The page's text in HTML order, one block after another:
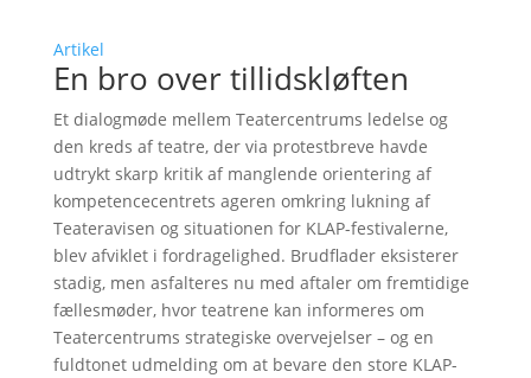
Artikel
En bro over tillidskløften
Et dialogmøde mellem Teatercentrums ledelse og
den kreds af teatre, der via protestbreve havde
udtrykt skarp kritik af manglende orientering af
kompetencecentrets ageren omkring lukning af
Teateravisen og situationen for KLAP-festivalerne,
blev afviklet i fordragelighed. Brudflader eksisterer
stadig, men asfalteres nu med aftaler om fremtidige
fællesmøder, hvor teatrene kan informeres om
Teatercentrums strategiske overvejelser – og en
fuldtonet udmelding om at bevare den store KLAP-